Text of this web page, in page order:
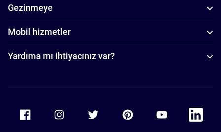
Gezinmeye
Mobil hizmetler
Yardıma mı ihtiyacınız var?
Accor Youtube
Accor